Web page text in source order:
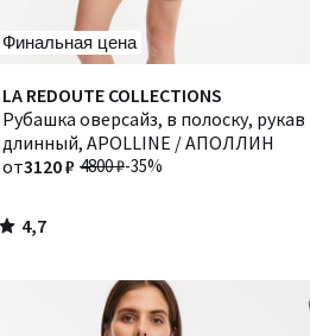
Финальная цена
LA REDOUTE COLLECTIONS
Рубашка оверсайз, в полоску, рукав
длинный, APOLLINE / АПОЛЛИН
4800 ₽-35%
от3120 ₽
4,7
/ 5
4,7
/